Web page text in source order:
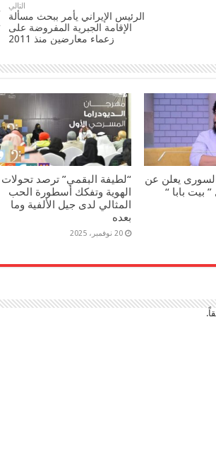
التالي
الرئيس الإيراني يأمر ببحث مسألة
الإقامة الجبرية المفروضة على
زعماء معارضين منذ 2011
يعلن عن
بيت بابا “
“لطيفة البقمي” ترصد تحولات
الهوية وتفكك أسطورة الحب
المثالي لدى جيل الألفية وما
بعده
20 نوفمبر، 2025